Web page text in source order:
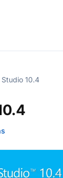
Studio 10.4